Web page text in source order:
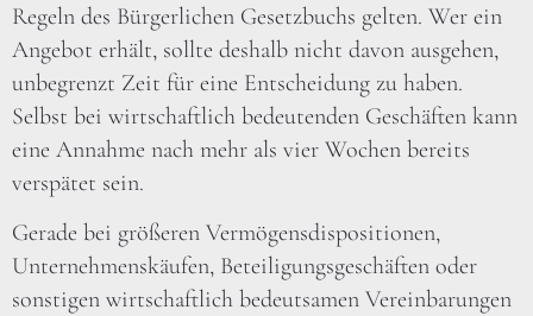
Regeln des Bürgerlichen Gesetzbuchs gelten. Wer ein
Angebot erhält, sollte deshalb nicht davon ausgehen,
unbegrenzt Zeit für eine Entscheidung zu haben.
Selbst bei wirtschaftlich bedeutenden Geschäften kann
eine Annahme nach mehr als vier Wochen bereits
verspätet sein.
Gerade bei größeren Vermögensdispositionen,
Unternehmenskäufen, Beteiligungsgeschäften oder
sonstigen wirtschaftlich bedeutsamen Vereinbarungen